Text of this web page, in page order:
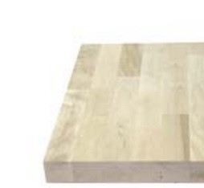
Кровати двуспальные
Кровати металлические
Кровати односпальные
Кровати полутороспальные
Решетки и настилы под матрас
Спальные гарнитуры
Тахта
Туалетные столики
Тумбы прикроватные
Шкафы для одежды